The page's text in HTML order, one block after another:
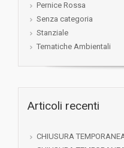
Pernice Rossa
Senza categoria
Stanziale
Tematiche Ambientali
Articoli recenti
CHIUSURA